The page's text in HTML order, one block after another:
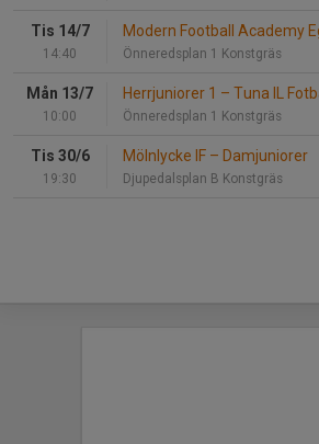
Tis 14/7
14:40
Modern Football Academy
Önneredsplan 1 Konstgräs
Mån 13/7
10:00
Herrjuniorer 1 – Tuna IL
Önneredsplan 1 Konstgräs
Tis 30/6
19:30
Mölnlycke IF – Damjuniorer
Djupedalsplan B Konstgräs